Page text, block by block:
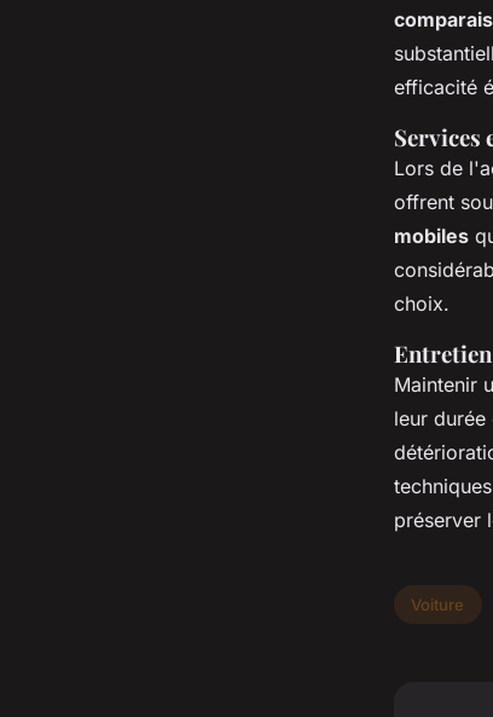
efficacité
Services
Lors de
offrent
mobiles
choix.
Entretien
Maintenir
leur
préserver
Voiture